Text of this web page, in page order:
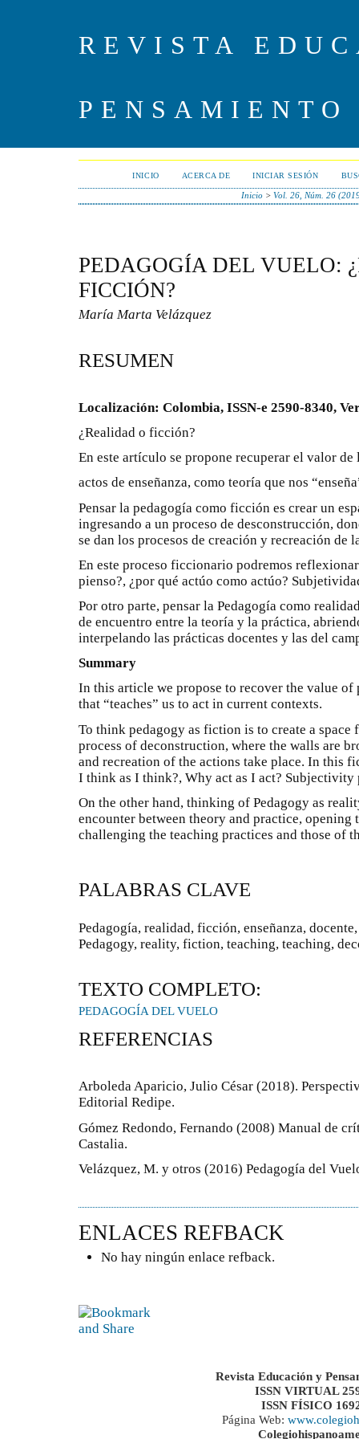
REVISTA
PENSAMIENTO
INICIO ACERCA DE INICIAR SESIÓN
Inicio >Vol. 26, Núm. 26
PEDAGOGÍA DEL VUELO:
FICCIÓN?
María Marta Velázquez
RESUMEN
Localización: Colombia, ISSN-e 2590-8340,
¿Realidad o ficción?
En este artículo se propone recuperar el valor de
actos de enseñanza, como teoría que nos
Pensar la pedagogía como ficción es crear un
ingresando a un proceso de desconstrucción,
se dan los procesos de creación y recreación de
En este proceso ficcionario podremos
pienso?, ¿por qué actúo como actúo?
Por otro parte, pensar la Pedagogía como
de encuentro entre la teoría y la práctica,
interpelando las prácticas docentes y las del
Summary
In this article we propose to recover the value of
that “teaches” us to act in current contexts.
To think pedagogy as fiction is to create a
process of deconstruction, where the walls are
and recreation of the actions take place. In this
I think as I think?, Why act as I act? Subjectivity
On the other hand, thinking of Pedagogy as
encounter between theory and practice, opening
challenging the teaching practices and those of
PALABRAS CLAVE
Pedagogía, realidad, ficción, enseñanza,
Pedagogy, reality, fiction, teaching, teaching,
TEXTO COMPLETO:
PEDAGOGÍA DEL VUELO
REFERENCIAS
Arboleda Aparicio, Julio César (2018).
Editorial Redipe.
Gómez Redondo, Fernando (2008) Manual de
Castalia.
Velázquez, M. y otros (2016) Pedagogía del
ENLACES REFBACK
No hay ningún enlace refback.
Revista Educación y
ISSN VIRTUAL
ISSN FÍSICO
Página Web: